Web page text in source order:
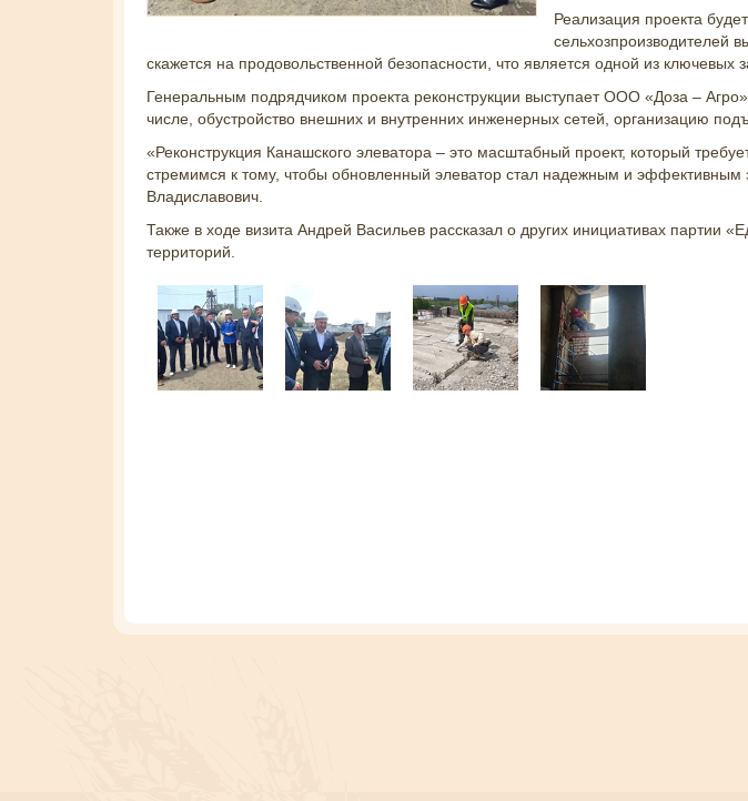
Реализация проекта
сельхозпроизводителей
скажется на продовольственной безопасности, что является одной из ключевых
Генеральным подрядчиком проекта реконструкции выступает ООО «Доза –
числе, обустройство внешних и внутренних инженерных сетей, организацию
«Реконструкция Канашского элеватора – это масштабный проект, который
стремимся к тому, чтобы обновленный элеватор стал надежным и
Владиславович.
Также в ходе визита Андрей Васильев рассказал о других инициативах партии
территорий.